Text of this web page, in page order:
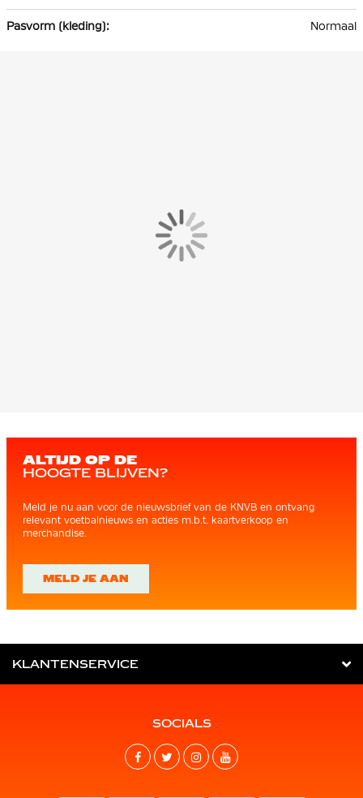
Normaal
ALTIJD OP DE
HOOGTE BLIJVEN?
Meld je nu aan voor de nieuwsbrief van de KNVB en ontvang
relevant voetbalnieuws en acties m.b.t. kaartverkoop en
merchandise.
MELD JE AAN
KLANTENSERVICE
SOCIALS